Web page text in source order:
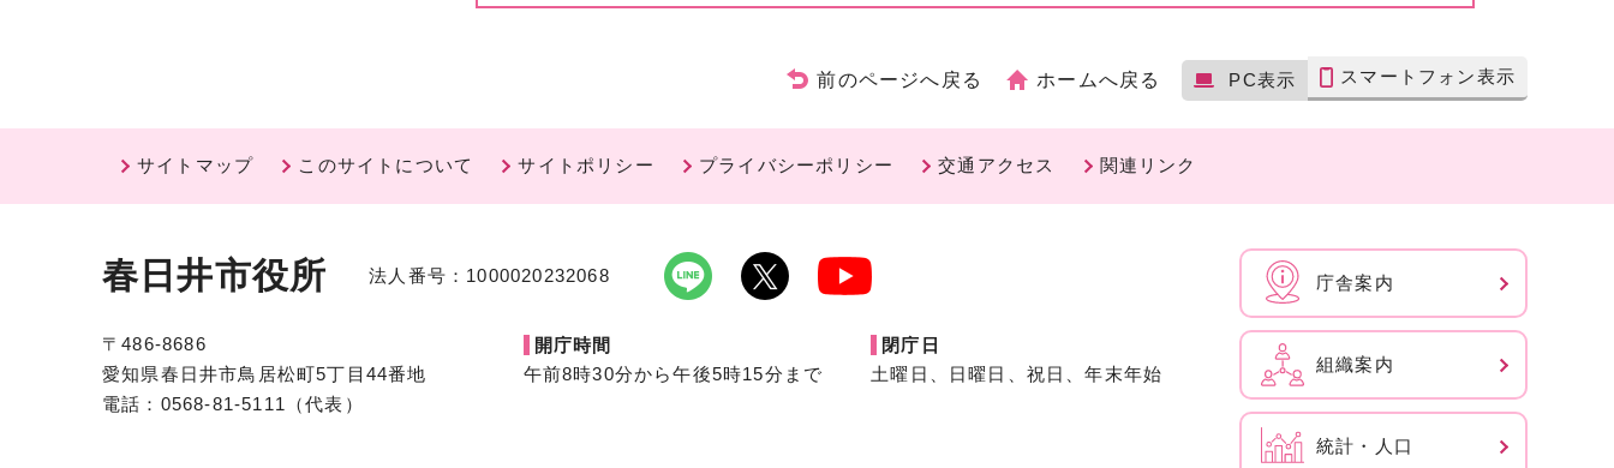
前のページへ戻る ホームへ戻る PC表示 スマートフォン表示
サイトマップ このサイトについて サイトポリシー プライバシーポリシー 交通アクセス 関連リンク
春日井市役所 法人番号：1000020232068
〒486-8686
愛知県春日井市鳥居松町5丁目44番地
電話：0568-81-5111（代表）
開庁時間
午前8時30分から午後5時15分まで
閉庁日
土曜日、日曜日、祝日、年末年始
庁舎案内
組織案内
統計・人口